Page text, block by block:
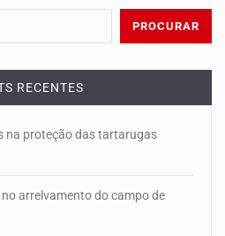
RECENTES
na proteção das tartarugas
arrelvamento do campo de